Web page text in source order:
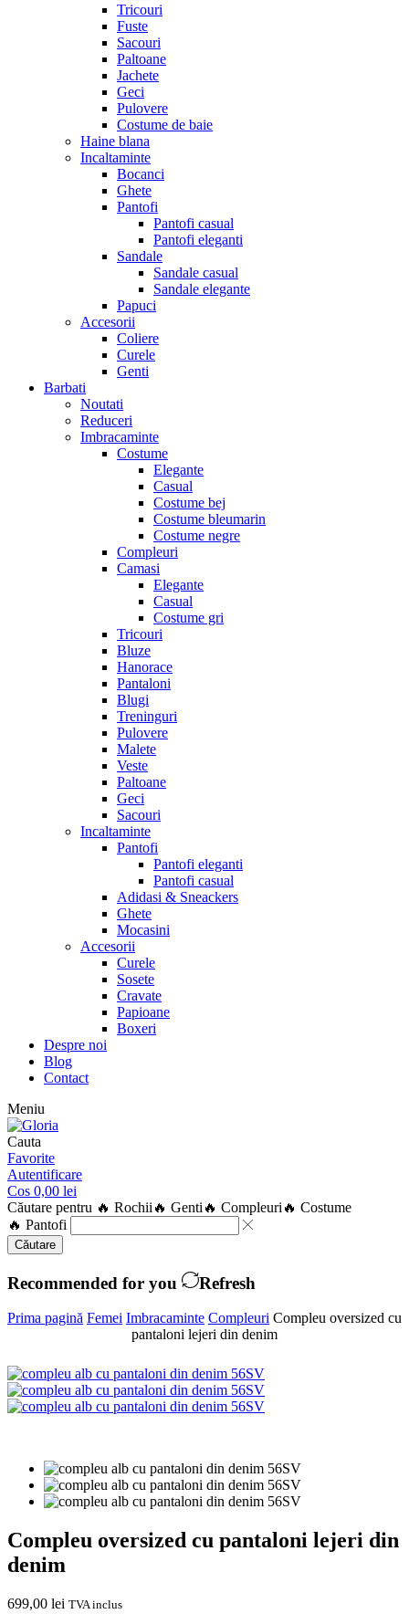
Tricouri
Fuste
Sacouri
Paltoane
Jachete
Geci
Pulovere
Costume de baie
Haine blana
Incaltaminte
Bocanci
Ghete
Pantofi
Pantofi casual
Pantofi eleganti
Sandale
Sandale casual
Sandale elegante
Papuci
Accesorii
Coliere
Curele
Genti
Barbati
Noutati
Reduceri
Imbracaminte
Costume
Elegante
Casual
Costume bej
Costume bleumarin
Costume negre
Compleuri
Camasi
Elegante
Casual
Costume gri
Tricouri
Bluze
Hanorace
Pantaloni
Blugi
Treninguri
Pulovere
Malete
Veste
Paltoane
Geci
Sacouri
Incaltaminte
Pantofi
Pantofi eleganti
Pantofi casual
Adidasi & Sneackers
Ghete
Mocasini
Accesorii
Curele
Sosete
Cravate
Papioane
Boxeri
Despre noi
Blog
Contact
Meniu
Cauta
Favorite
Autentificare
Cos 0,00 lei
Căutare pentru 🔥 Rochii 🔥 Genti 🔥 Compleuri 🔥 Costume
🔥 Pantofi
Căutare
Recommended for you Refresh
Prima pagină Femei Imbracaminte Compleuri Compleu oversized cu
pantaloni lejeri din denim
Compleu oversized cu pantaloni lejeri din
denim
699,00 lei TVA inclus